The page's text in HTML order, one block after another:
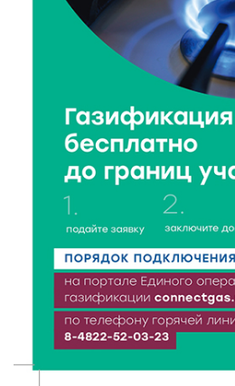
9 Авг 2026 13:13 424
Поддержка и знания: в
тонкости грудного
9 Авг 2026 12:13 345
От проекта к проекту: в Твери
воспринимают как временную
9 Авг 2026 12:12 603
Бологовские школьники
в парке
9 Авг 2026 11:13 334
паразитарных заболеваний у